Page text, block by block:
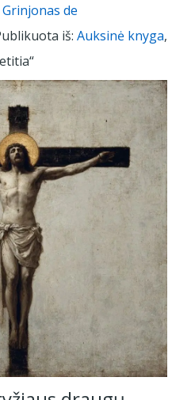
de
iš: Auksinė knyga,